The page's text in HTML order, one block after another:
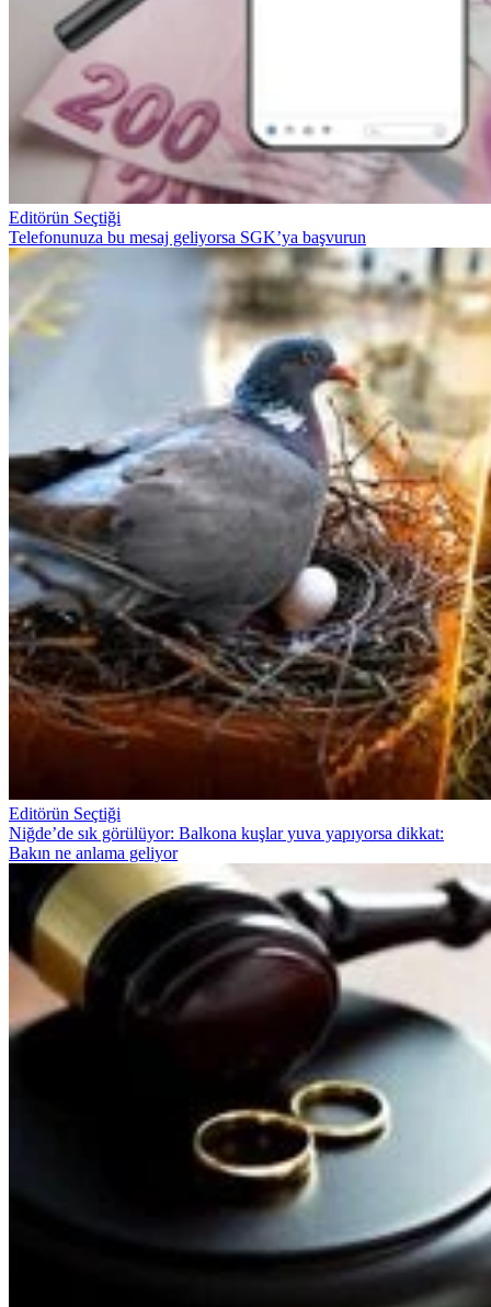
Editörün Seçtiği
Telefonunuza bu mesaj geliyorsa SGK’ya başvurun
Editörün Seçtiği
Niğde’de sık görülüyor: Balkona kuşlar yuva yapıyorsa dikkat:
Bakın ne anlama geliyor